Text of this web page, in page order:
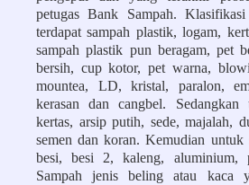
petugas Bank Sampah.
terdapat sampah plastik, logam,
sampah plastik pun beragam, pet
bersih, cup kotor, pet warna,
mountea, LD, kristal, paralon,
kerasan dan cangbel.
kertas, arsip putih, sede, majalah,
semen dan koran. Kemudian untuk
besi, besi 2, kaleng, aluminium,
Sampah jenis beling atau kaca